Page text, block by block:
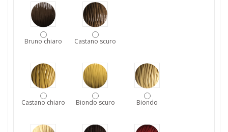
Bruno chiaro Castano scuro
Castano chiaro Biondo scuro Biondo